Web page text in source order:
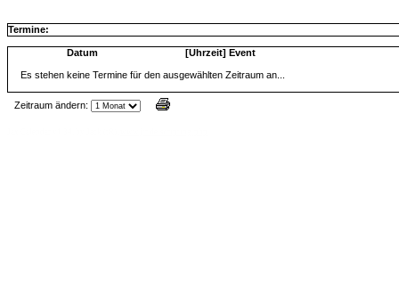
Termine:
Datum [Uhrzeit] Event
Es stehen keine Termine für den ausgewählten Zeitraum an...
Zeitraum ändern: